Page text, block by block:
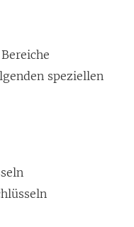
speziellen